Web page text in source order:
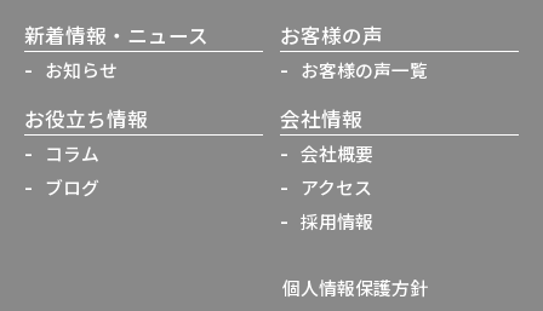
個人情報保護方針
新着情報・ニュース
お知らせ
お客様の声
お客様の声一覧
お役立ち情報
コラム
ブログ
会社情報
会社概要
アクセス
採用情報